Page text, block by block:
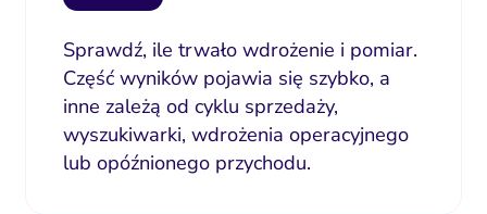
Sprawdź, ile trwało wdrożenie i pomiar.
Część wyników pojawia się szybko, a
inne zależą od cyklu sprzedaży,
wyszukiwarki, wdrożenia operacyjnego
lub opóźnionego przychodu.